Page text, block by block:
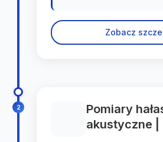
Zobacz
2
Pomiary
akustyczne |